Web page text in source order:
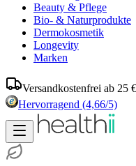
Beauty & Pflege
Bio- & Naturprodukte
Dermokosmetik
Longevity
Marken
Versandkostenfrei ab 25
Hervorragend (4,66/5)